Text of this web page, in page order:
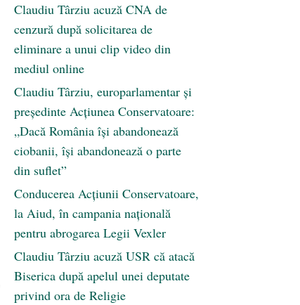
Claudiu Târziu acuză CNA de
cenzură după solicitarea de
eliminare a unui clip video din
mediul online
Claudiu Târziu, europarlamentar și
președinte Acțiunea Conservatoare:
„Dacă România își abandonează
ciobanii, își abandonează o parte
din suflet”
Conducerea Acțiunii Conservatoare,
la Aiud, în campania națională
pentru abrogarea Legii Vexler
Claudiu Târziu acuză USR că atacă
Biserica după apelul unei deputate
privind ora de Religie